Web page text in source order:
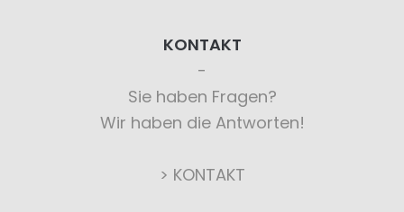
KONTAKT
Sie haben Fragen?
Wir haben die Antworten!
> KONTAKT